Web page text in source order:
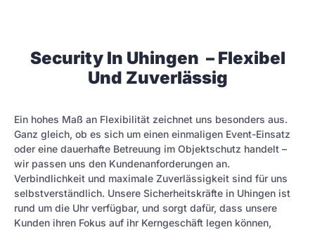
Security In Uhingen – Flexibel
Und Zuverlässig
Ein hohes Maß an Flexibilität zeichnet uns besonders aus.
Ganz gleich, ob es sich um einen einmaligen Event-Einsatz
oder eine dauerhafte Betreuung im Objektschutz handelt –
wir passen uns den Kundenanforderungen an.
Verbindlichkeit und maximale Zuverlässigkeit sind für uns
selbstverständlich. Unsere Sicherheitskräfte in Uhingen ist
rund um die Uhr verfügbar, und sorgt dafür, dass unsere
Kunden ihren Fokus auf ihr Kerngeschäft legen können,